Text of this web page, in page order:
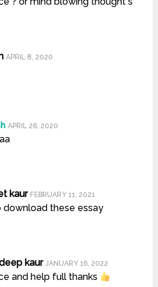
APRIL 8, 2020
APRIL 26, 2020
kaur FEBRUARY 11, 2021
download these essay
kaur JANUARY 16, 2022
and help full thanks